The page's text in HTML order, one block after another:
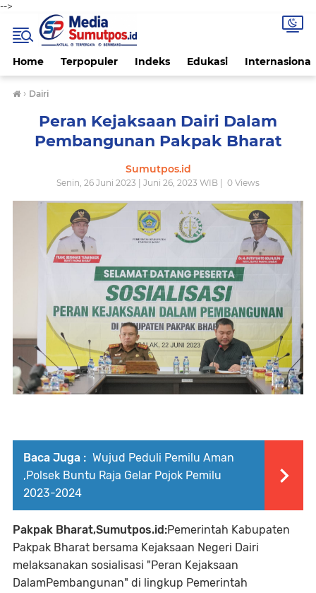
-->
Home Terpopuler Indeks Edukasi Internasional
› Dairi
Peran Kejaksaan Dairi Dalam
Pembangunan Pakpak Bharat
Sumutpos.id
Senin, 26 Juni 2023 | Juni 26, 2023 WIB | 0 Views
Baca Juga : Wujud Peduli Pemilu Aman
,Polsek Buntu Raja Gelar Pojok Pemilu
2023-2024
Pakpak Bharat,Sumutpos.id:Pemerintah Kabupaten
Pakpak Bharat bersama Kejaksaan Negeri Dairi
melaksanakan sosialisasi "Peran Kejaksaan
DalamPembangunan" di lingkup Pemerintah